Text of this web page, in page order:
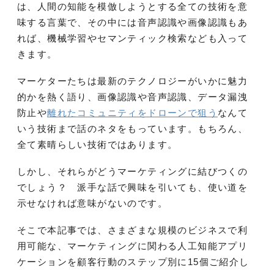
は、人間の知能を模倣しようとする全ての技術を意
味する言葉で、その中には音声認識や画像認識もあ
れば、機械学習やセマンティック検索なども入って
きます。
マーケターたちは最新のテクノロジーがいかに魅力
的かを熱く語り、画像認識や音声認識、データ漏洩
防止や離れたコミュニティをドローンで狙う なんて
いう技術まで話のネタをもっています。もちろん、
全て素晴らしい技術ではあります。
しかし、それらがどうマーケティングに結びつくの
でしょう？ 派手な話で興味を引いても、使い道を
示せなければ意味がないのです。
そこで本記事では、さまざまな規模のビジネスで利
用可能な、マーケティングに関わる人工知能アプリ
ケーションを顧客行動のステップ別に15個ご紹介し